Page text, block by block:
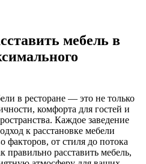
мебель в
в ресторане — это не только
комфорта для гостей и
Каждое заведение
к расстановке мебели
факторов, от стиля до потока
правильно расставить мебель,